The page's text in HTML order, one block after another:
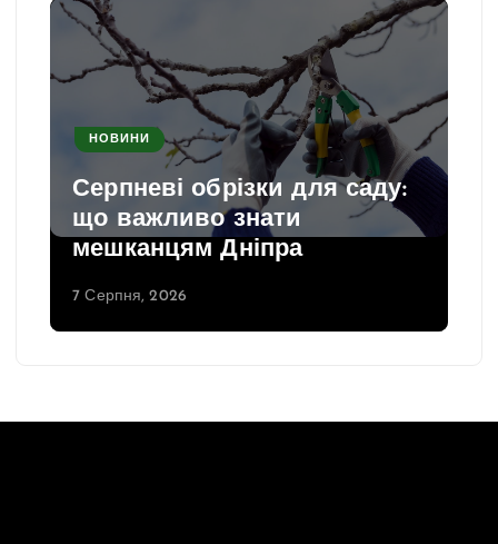
НОВИНИ
Серпневі обрізки для саду:
що важливо знати
мешканцям Дніпра
7 Серпня, 2026